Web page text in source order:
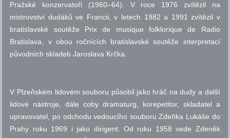
Pražské konzervatoři (1960–64). V roce 1976 zvítězil na
mistrovství dudáků ve Francii, v letech 1982 a 1991 zvítězil v
bratislavské soutěže Prix de musique folklorique de Radio
Bratislava, v obou ročnících bratislavské soutěže interpretací
původních skladeb Jaroslava Krčka.
V Plzeňském lidovém souboru působil jako hráč na dudy a další
lidové nástroje, dále coby dramaturg, korepetitor, skladatel a
upravovatel, po odchodu vedoucího souboru Zdeňka Lukáše do
Prahy roku 1969 i jako dirigent. Od roku 1958 vede Zdeněk